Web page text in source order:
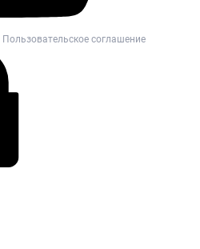
Пользовательское соглашение